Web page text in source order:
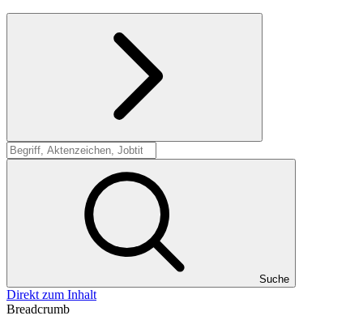
Suche
Suche
Direkt zum Inhalt
Breadcrumb